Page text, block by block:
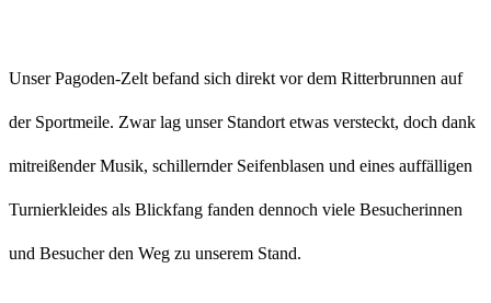
Unser Pagoden-Zelt befand sich direkt vor dem Ritterbrunnen auf
der Sportmeile. Zwar lag unser Standort etwas versteckt, doch dank
mitreißender Musik, schillernder Seifenblasen und eines auffälligen
Turnierkleides als Blickfang fanden dennoch viele Besucherinnen
und Besucher den Weg zu unserem Stand.